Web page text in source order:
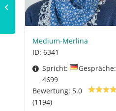
Medium-Merlina
ID: 6341
Spricht:
Gespräche:
4699
Bewertung: 5.0
(1194)
Fahrrad